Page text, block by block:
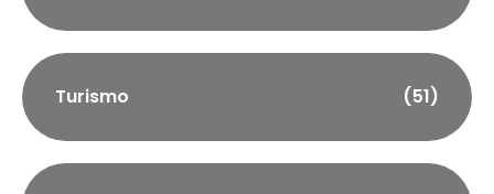
Turismo (51)